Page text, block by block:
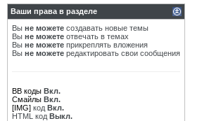
Ваши права в разделе
Вы не можете создавать новые темы
Вы не можете отвечать в темах
Вы не можете прикреплять вложения
Вы не можете редактировать свои сообщения
BB коды Вкл.
Смайлы Вкл.
[IMG] код Вкл.
HTML код Выкл.